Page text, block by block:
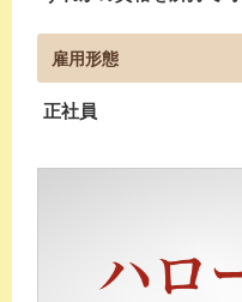
雇用形態
正社員